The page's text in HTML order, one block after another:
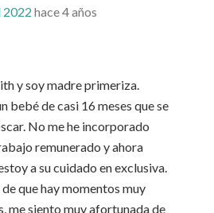
hace 4 años
y soy madre primeriza.
bebé de casi 16 meses que se
No me he incorporado
remunerado y ahora
a su cuidado en exclusiva.
que hay momentos muy
me siento muy afortunada de